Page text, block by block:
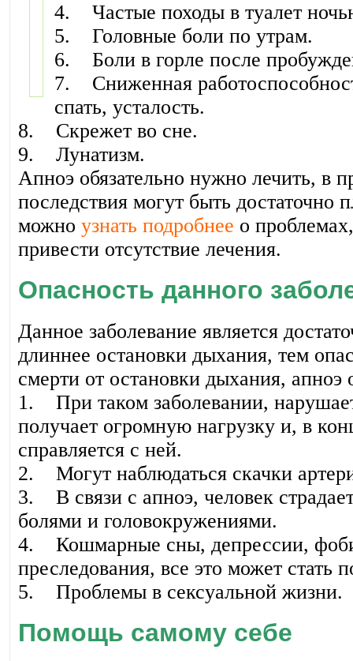
4. Частые походы в туалет
5. Головные боли по утрам.
6. Боли в горле после
7. Сниженная
спать, усталость.
8. Скрежет во сне.
9. Лунатизм.
Апноэ обязательно нужно лечить, в
последствия могут быть
можно узнать подробнее о
привести отсутствие лечения.
Опасность данного
Данное заболевание является
длиннее остановки дыхания, тем
смерти от остановки дыхания, апноэ
1. При таком заболевании,
получает огромную нагрузку и, в
справляется с ней.
2. Могут наблюдаться скачки
3. В связи с апноэ, человек
болями и головокружениями.
4. Кошмарные сны, депрессии,
преследования, все это может стать
5. Проблемы в сексуальной жизни.
Помощь самому себе